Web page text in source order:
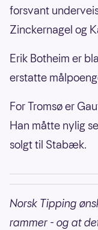
forsvant
Zinckernagel og
Erik Botheim er
erstatte
For Tromsø er
Han måtte nylig
solgt til Stabæk.
Norsk Tipping
rammer - og at